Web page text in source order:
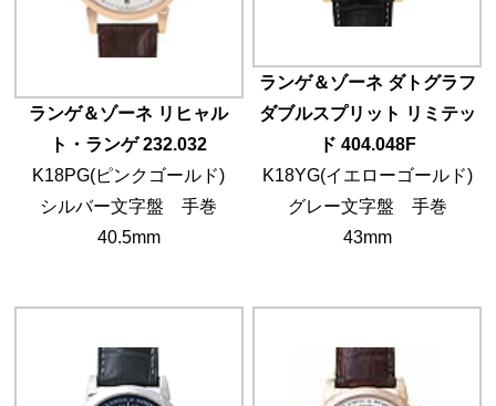
ランゲ＆ゾーネ リヒャル
ト・ランゲ 232.032
K18PG(ピンクゴールド)
シルバー文字盤 手巻
40.5mm
ランゲ＆ゾーネ ダトグラフ
ダブルスプリット リミテッ
ド 404.048F
K18YG(イエローゴールド)
グレー文字盤 手巻
43mm